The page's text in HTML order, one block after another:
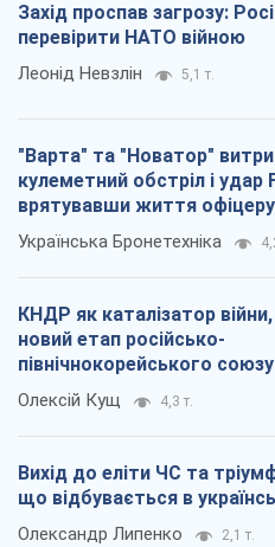
Захід проспав загрозу:
перевірити НАТО війною
Леонід Невзлін 5,1 т.
"Варта" та "Новатор"
кулеметний обстріл і удар
врятувавши життя
Українська Бронетехніка
КНДР як каталізатор
новий етап російсько-
північнокорейського союзу
Олексій Кущ 4,3 т.
Вихід до еліти ЧС та
що відбувається в
Олександр Липенко 2,1 т.